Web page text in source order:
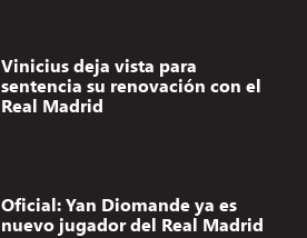
Vinicius deja vista para
sentencia su renovación con el
Real Madrid
Oficial: Yan Diomande ya es
nuevo jugador del Real Madrid